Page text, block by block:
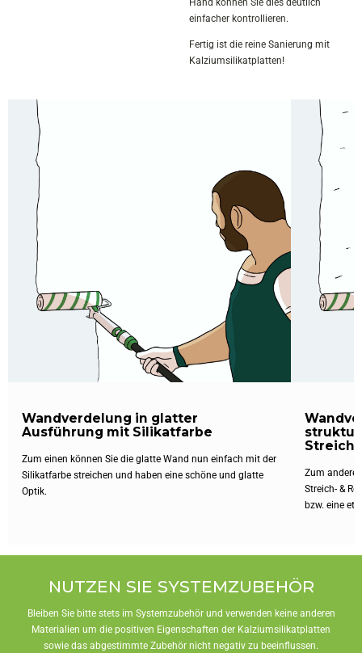
Hand können Sie dies deutlich
einfacher kontrollieren.
Fertig ist die reine Sanierung mit
Kalziumsilikatplatten!
Wandverdelung in glatter
Ausführung mit Silikatfarbe
Zum einen können Sie die glatte Wand nun einfach mit der
Silikatfarbe streichen und haben eine schöne und glatte
Optik.
Streich-
Zum
Streich- &
bzw. eine
NUTZEN SIE SYSTEMZUBEHÖR
Bleiben Sie bitte stets im Systemzubehör und verwenden keine anderen
Materialien um die positiven Eigenschaften der Kalziumsilikatplatten
sowie das abgestimmte Zubehör nicht negativ zu beeinflussen.